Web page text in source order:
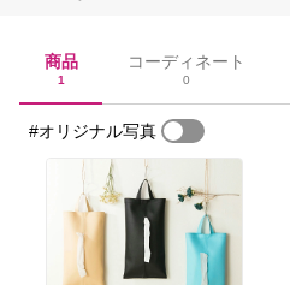
商品
1
コーディネート
0
#オリジナル写真